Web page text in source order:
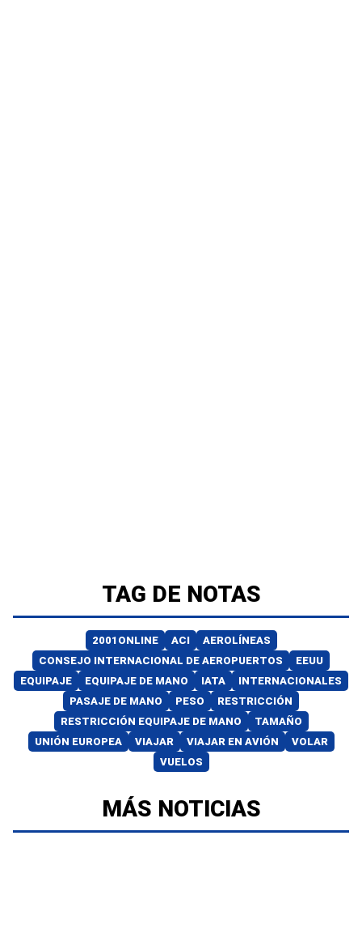
TAG DE NOTAS
2001ONLINE ACI
AEROLÍNEAS
CONSEJO INTERNACIONAL DE AEROPUERTOS
EEUU
EQUIPAJE
EQUIPAJE DE MANO IATA
INTERNACIONALES
PASAJE DE MANO
PESO
RESTRICCIÓN
RESTRICCIÓN EQUIPAJE DE MANO
TAMAÑO
UNIÓN EUROPEA
VIAJAR VIAJAR EN AVIÓN
VOLAR
VUELOS
MÁS NOTICIAS